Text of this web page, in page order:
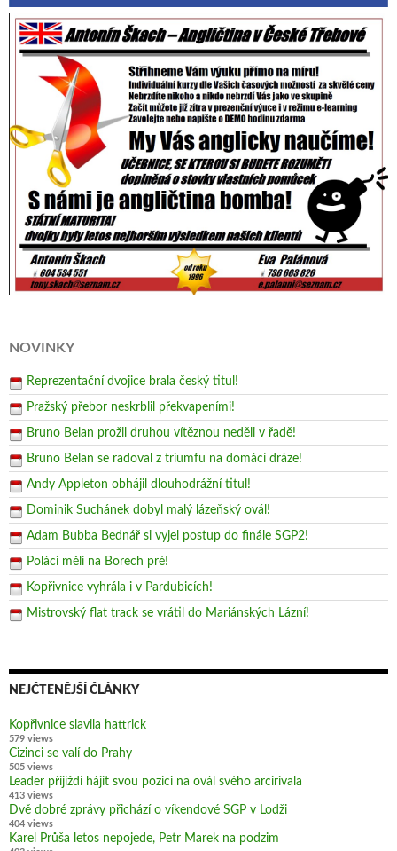
NOVINKY
Reprezentační dvojice brala český titul!
Pražský přebor neskrblil překvapeními!
Bruno Belan prožil druhou vítěznou neděli v řadě!
Bruno Belan se radoval z triumfu na domácí dráze!
Andy Appleton obhájil dlouhodrážní titul!
Dominik Suchánek dobyl malý lázeňský ovál!
Adam Bubba Bednář si vyjel postup do finále SGP2!
Poláci měli na Borech pré!
Kopřivnice vyhrála i v Pardubicích!
Mistrovský flat track se vrátil do Mariánských Lázní!
NEJČTENĚJŠÍ ČLÁNKY
Kopřivnice slavila hattrick
579 views
Cizinci se valí do Prahy
505 views
Leader přijíždí hájit svou pozici na ovál svého arcirivala
413 views
Dvě dobré zprávy přichází o víkendové SGP v Lodži
404 views
Karel Průša letos nepojede, Petr Marek na podzim